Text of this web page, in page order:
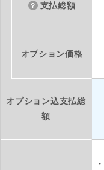
支払総額
オプション価格
オプション込支払総
額